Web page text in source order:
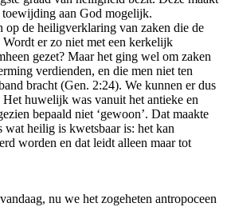
toewijding aan God mogelijk.
de heiligverklaring van zaken die de
er zo niet met een kerkelijk
gezet? Maar het ging wel om zaken
verdienden, en die men niet ten
bracht (Gen. 2:24). We kunnen er dus
huwelijk was vanuit het antieke en
bepaald niet ‘gewoon’. Dat maakte
wat heilig is kwetsbaar is: het kan
worden en dat leidt alleen maar tot
nu we het zogeheten antropoceen